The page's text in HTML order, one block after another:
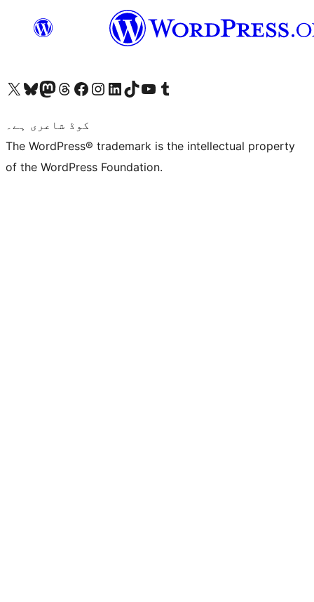
Visit our X (formerly Twitter) account
ہمارے بلیواسکائی اکاؤنٹ پر جائیں
Visit our Mastodon account
ہمارے ٹھریڈز اکاؤنٹ پر جائیں
Visit our Facebook page
Visit our Instagram account
Visit our LinkedIn account
ہمارے ٹک ٹاک اکاؤنٹ پر جائیں
Visit our YouTube channel
ہمارے ٹمبلر اکاؤنٹ پر جائیں
کوڈ شاعری ہے۔
The WordPress® trademark is the intellectual property
of the WordPress Foundation.